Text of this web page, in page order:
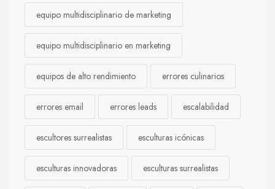
equipo multidisciplinario de marketing
equipo multidisciplinario en marketing
equipos de alto rendimiento errores culinarios
errores email errores leads escalabilidad
escultores surrealistas esculturas icónicas
esculturas innovadoras esculturas surrealistas